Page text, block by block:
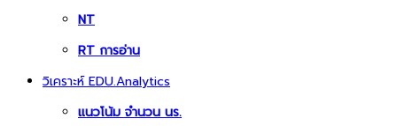
NT
RT การอ่าน
วิเคราะห์ EDU.Analytics
แนวโน้ม จำนวน นร.